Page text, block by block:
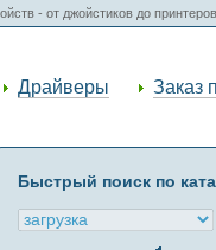
- от джойстиков до
Драйверы Заказ
Быстрый поиск по